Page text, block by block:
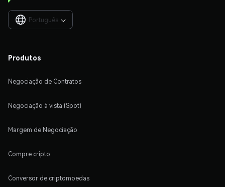
Português 
Produtos
Negociação de Contratos
Negociação à vista (Spot)
Margem de Negociação
Compre cripto
Conversor de criptomoedas